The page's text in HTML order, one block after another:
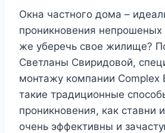
Окна частного дома –
проникновения непрошеных
же уберечь свое жилище?
Светланы Свиридовой,
монтажу компании Complex
такие традиционные
проникновения, как ставни
очень эффективны и